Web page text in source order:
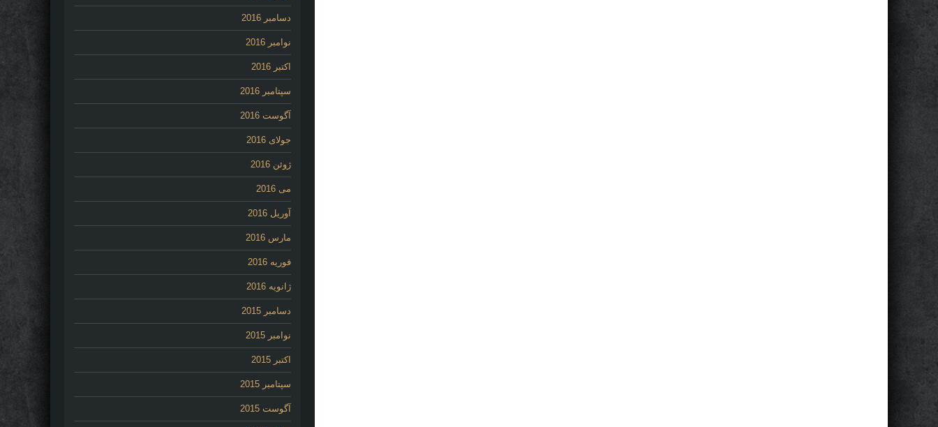
دسامبر 2016
نوامبر 2016
اکتبر 2016
سپتامبر 2016
آگوست 2016
جولای 2016
ژوئن 2016
می 2016
آوریل 2016
مارس 2016
فوریه 2016
ژانویه 2016
دسامبر 2015
نوامبر 2015
اکتبر 2015
سپتامبر 2015
آگوست 2015